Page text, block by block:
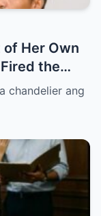
Her Own
the
chandelier ang